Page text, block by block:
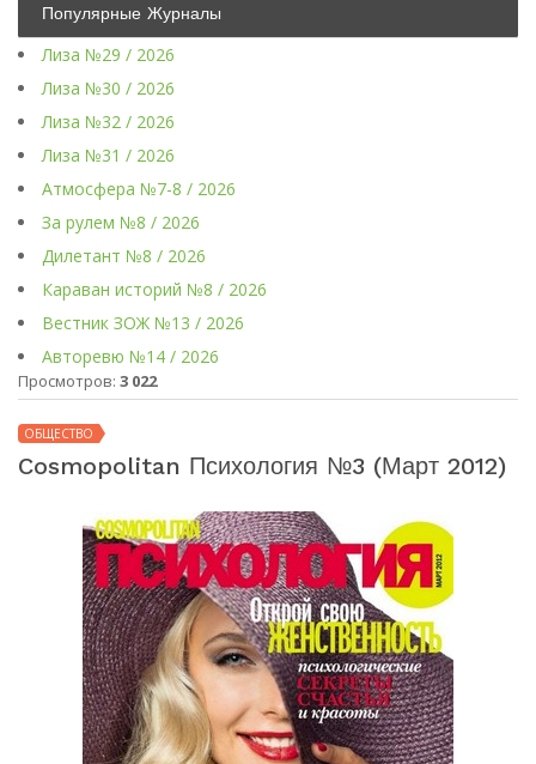
Популярные Журналы
Лиза №29 / 2026
Лиза №30 / 2026
Лиза №32 / 2026
Лиза №31 / 2026
Атмосфера №7-8 / 2026
За рулем №8 / 2026
Дилетант №8 / 2026
Караван историй №8 / 2026
Вестник ЗОЖ №13 / 2026
Авторевю №14 / 2026
Просмотров: 3 022
ОБЩЕСТВО
Cosmopolitan Психология №3 (март 2012)